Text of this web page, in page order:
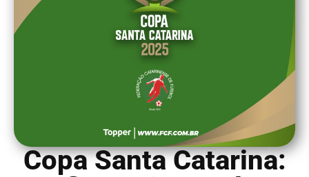
Copa Santa Catarina: